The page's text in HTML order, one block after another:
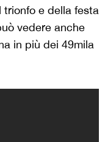
trionfo e della festa
vedere anche
in più dei 49mila